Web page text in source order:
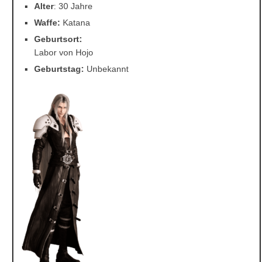
Alter: 30 Jahre
Waffe: Katana
Geburtsort:
Labor von Hojo
Geburtstag: Unbekannt